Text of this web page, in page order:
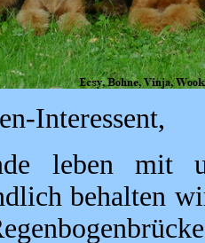
Interessent,
leben mit
behalten